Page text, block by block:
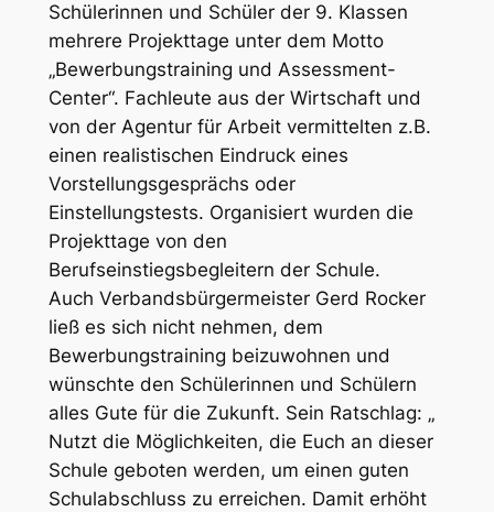
Schülerinnen und Schüler der 9. Klassen
mehrere Projekttage unter dem Motto
„Bewerbungstraining und Assessment-
Center“. Fachleute aus der Wirtschaft und
von der Agentur für Arbeit vermittelten z.B.
einen realistischen Eindruck eines
Vorstellungsgesprächs oder
Einstellungstests. Organisiert wurden die
Projekttage von den
Berufseinstiegsbegleitern der Schule.
Auch Verbandsbürgermeister Gerd Rocker
ließ es sich nicht nehmen, dem
Bewerbungstraining beizuwohnen und
wünschte den Schülerinnen und Schülern
alles Gute für die Zukunft. Sein Ratschlag: „
Nutzt die Möglichkeiten, die Euch an dieser
Schule geboten werden, um einen guten
Schulabschluss zu erreichen. Damit erhöht